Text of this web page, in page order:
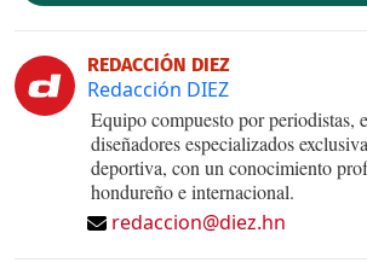
REDACCIÓN DIEZ
Redacción DIEZ
Equipo compuesto por periodistas,
diseñadores especializados
deportiva, con un conocimiento
hondureño e internacional.
redaccion@diez.hn